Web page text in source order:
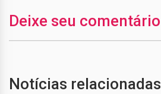
Deixe seu comentário
Notícias relacionadas